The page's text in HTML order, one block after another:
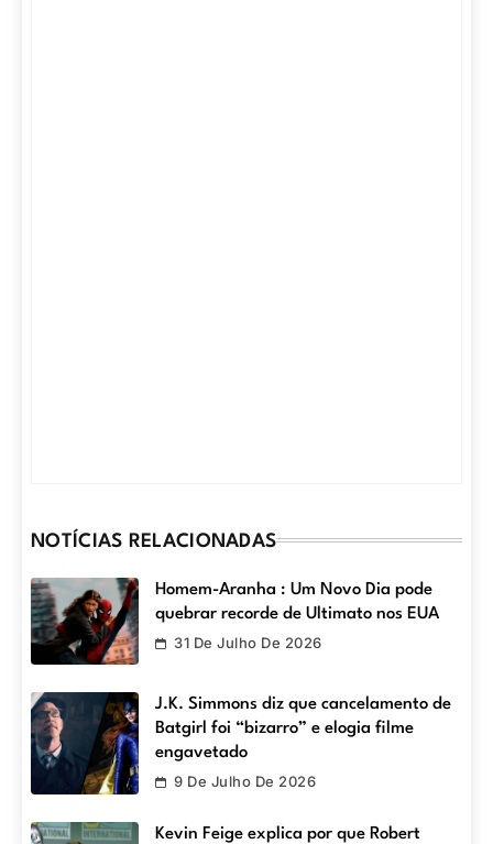
NOTÍCIAS RELACIONADAS
Homem-Aranha : Um Novo Dia pode
quebrar recorde de Ultimato nos EUA
31 De Julho De 2026
J.K. Simmons diz que cancelamento de
Batgirl foi “bizarro” e elogia filme
engavetado
9 De Julho De 2026
Kevin Feige explica por que Robert